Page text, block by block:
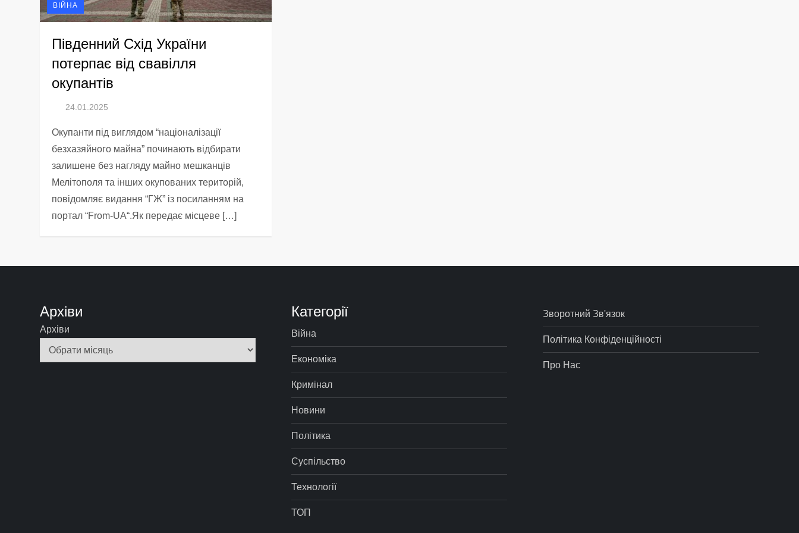
ВІЙНА
Південний Схід України
потерпає від свавілля
окупантів
Окупанти під виглядом “націоналізації
безхазяйного майна” починають відбирати
залишене без нагляду майно мешканців
Мелітополя та інших окупованих територій,
повідомляє видання “ГЖ” із посиланням на
портал “From-UA“.Як передає місцеве […]
Архіви
Архіви
Категорії
Війна
Економіка
Кримінал
Новини
Політика
Суспільство
Технології
ТОП
Зворотний Зв'язок
Політика Конфіденційності
Про Нас